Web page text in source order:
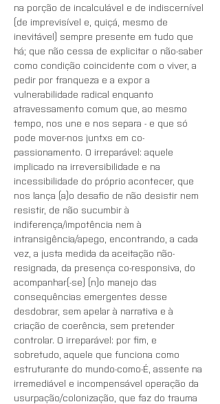
na porção de incalculável e de indiscernível
(de imprevisível e, quiçá, mesmo de
inevitável) sempre presente em tudo que
há; que não cessa de explicitar o não-saber
como condição coincidente com o viver, a
pedir por franqueza e a expor a
vulnerabilidade radical enquanto
atravessamento comum que, ao mesmo
tempo, nos une e nos separa - e que só
pode mover-nos juntxs em co-
passionamento. O irreparável: aquele
implicado na irreversibilidade e na
incessibilidade do próprio acontecer, que
nos lança (a)o desafio de não desistir nem
resistir, de não sucumbir à
indiferença/impotência nem à
intransigência/apego, encontrando, a cada
vez, a justa medida da aceitação não-
resignada, da presença co-responsiva, do
acompanhar(-se) (n)o manejo das
consequências emergentes desse
desdobrar, sem apelar à narrativa e à
criação de coerência, sem pretender
controlar. O irreparável: por fim, e
sobretudo, aquele que funciona como
estruturante do mundo-como-É, assente na
irremediável e incompensável operação da
usurpação/colonização, que faz do trauma